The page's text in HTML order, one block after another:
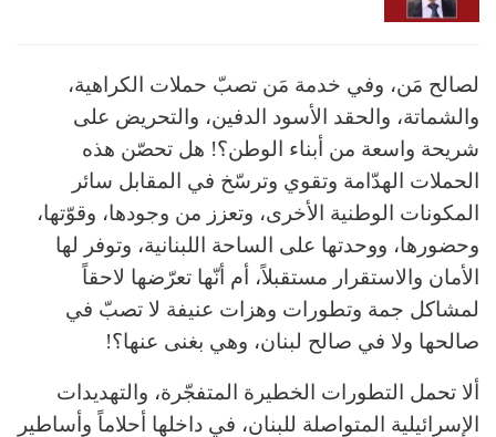
لصالح مَن، وفي خدمة مَن تصبّ حملات الكراهية،
والشماتة، والحقد الأسود الدفين، والتحريض على
شريحة واسعة من أبناء الوطن؟! هل تحصّن هذه
الحملات الهدّامة وتقوي وترسّخ في المقابل سائر
المكونات الوطنية الأخرى، وتعزز من وجودها، وقوّتها،
وحضورها، ووحدتها على الساحة اللبنانية، وتوفر لها
الأمان والاستقرار مستقبلاً، أم أنّها تعرّضها لاحقاً
لمشاكل جمة وتطورات وهزات عنيفة لا تصبّ في
صالحها ولا في صالح لبنان، وهي بغنى عنها؟!
ألا تحمل التطورات الخطيرة المتفجّرة، والتهديدات
الإسرائيلية المتواصلة للبنان، في داخلها أحلاماً وأساطير